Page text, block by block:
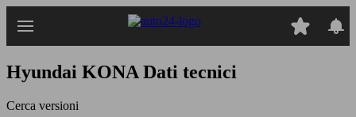
Hyundai KONA Dati tecnici
Cerca versioni